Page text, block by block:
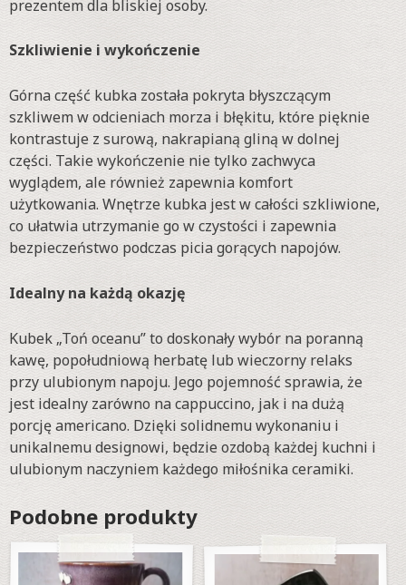
prezentem dla bliskiej osoby.
Szkliwienie i wykończenie
Górna część kubka została pokryta błyszczącym
szkliwem w odcieniach morza i błękitu, które pięknie
kontrastuje z surową, nakrapianą gliną w dolnej
części. Takie wykończenie nie tylko zachwyca
wyglądem, ale również zapewnia komfort
użytkowania. Wnętrze kubka jest w całości szkliwione,
co ułatwia utrzymanie go w czystości i zapewnia
bezpieczeństwo podczas picia gorących napojów.
Idealny na każdą okazję
Kubek „Toń oceanu” to doskonały wybór na poranną
kawę, popołudniową herbatę lub wieczorny relaks
przy ulubionym napoju. Jego pojemność sprawia, że
jest idealny zarówno na cappuccino, jak i na dużą
porcję americano. Dzięki solidnemu wykonaniu i
unikalnemu designowi, będzie ozdobą każdej kuchni i
ulubionym naczyniem każdego miłośnika ceramiki.
Podobne produkty